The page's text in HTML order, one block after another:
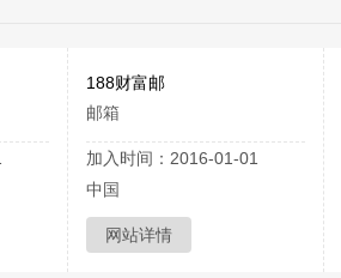
188财富邮
邮箱
加入时间：2016-01-01
中国
网站详情